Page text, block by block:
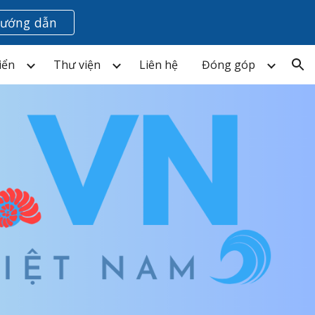
dẫn
Thư viện Liên hệ Đóng góp